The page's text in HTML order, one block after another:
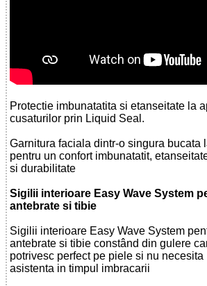
Protectie imbunatatita si etanseitate la
cusaturilor prin Liquid Seal.
Garnitura faciala dintr-o singura bucata
pentru un confort imbunatatit,
si durabilitate
Sigilii interioare Easy Wave System
antebrate si tibie
Sigilii interioare Easy Wave System
antebrate si tibie constând din gulere
potrivesc perfect pe piele si nu necesita
asistenta in timpul imbracarii